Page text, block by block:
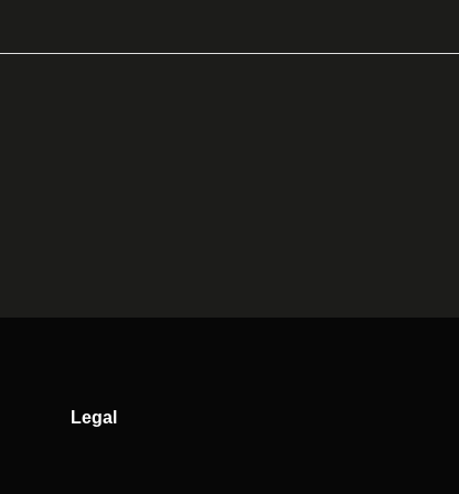
Legal